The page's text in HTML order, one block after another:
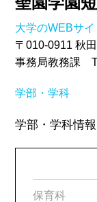
大学のWEBサ
〒010-0911 秋
事務局教務課
学部・学科
学部・学科情報
保育科